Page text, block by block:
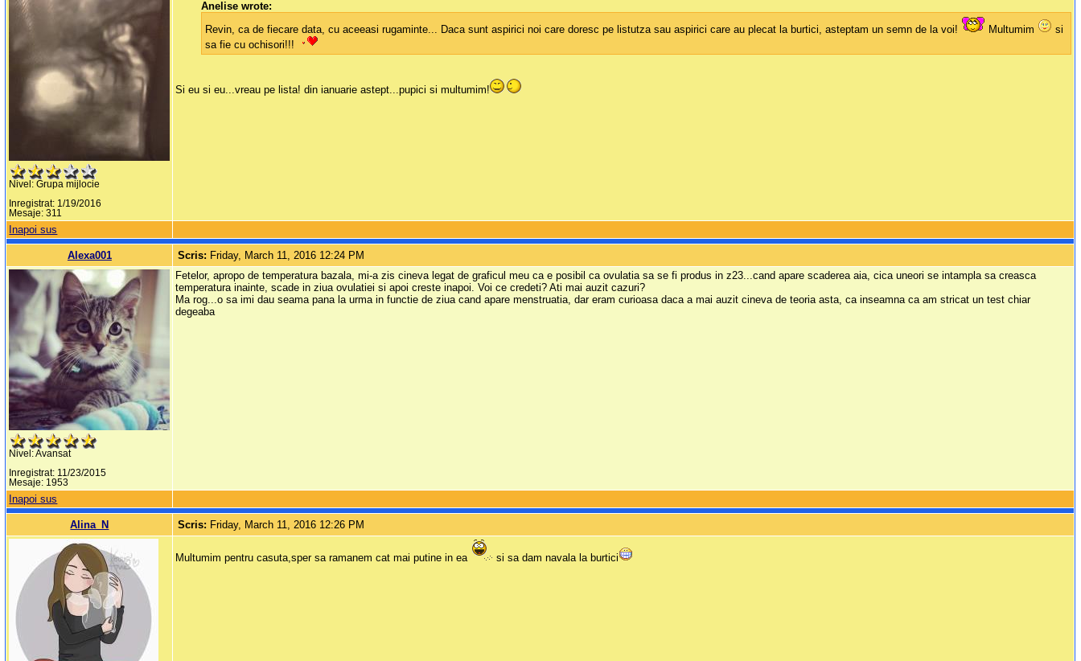
Nivel: Grupa mijlocie
Inregistrat: 1/19/2016
Mesaje: 311
Anelise wrote:
Revin, ca de fiecare data, cu aceeasi rugaminte... Daca sunt aspirici noi care doresc pe listutza sau aspirici care au plecat la burtici, asteptam un semn de la voi!
Multumim
si
sa fie cu ochisori!!!
Si eu si eu...vreau pe lista! din ianuarie astept...pupici si multumim!
Inapoi sus
Alexa001 Scris: Friday, March 11, 2016 12:24 PM
Nivel: Avansat
Inregistrat: 11/23/2015
Mesaje: 1953
Fetelor, apropo de temperatura bazala, mi-a zis cineva legat de graficul meu ca e posibil ca ovulatia sa se fi produs in z23...cand apare scaderea aia, cica uneori se intampla sa creasca
temperatura inainte, scade in ziua ovulatiei si apoi creste inapoi. Voi ce credeti? Ati mai auzit cazuri?
Ma rog...o sa imi dau seama pana la urma in functie de ziua cand apare menstruatia, dar eram curioasa daca a mai auzit cineva de teoria asta, ca inseamna ca am stricat un test chiar
degeaba
Inapoi sus
Alina_N Scris: Friday, March 11, 2016 12:26 PM
Multumim pentru casuta,sper sa ramanem cat mai putine in ea si sa dam navala la burtici